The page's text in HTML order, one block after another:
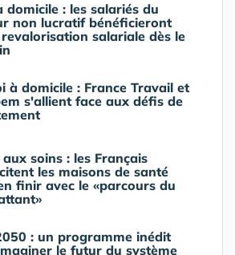
domicile : les salariés du
non lucratif bénéficieront
salariale dès le
à domicile : France Travail et
s'allient face aux défis de
aux soins : les Français
les maisons de santé
finir avec le «parcours du
: un programme inédit
le futur du système